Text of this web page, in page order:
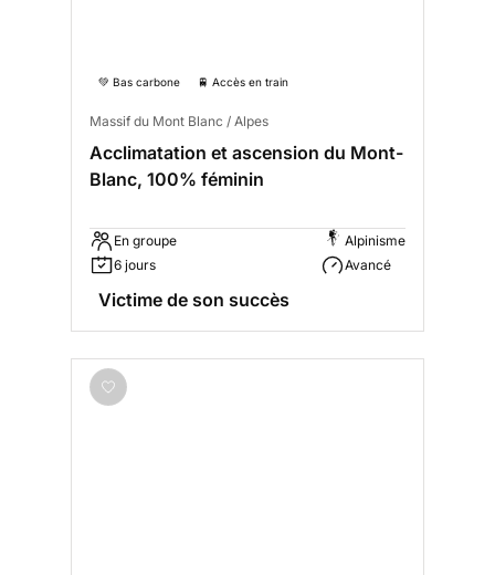
💚 Bas carbone 🚆 Accès en train
Massif du Mont Blanc / Alpes
Acclimatation et ascension du Mont-
Blanc, 100% féminin
En groupe
6 jours
Alpinisme
Avancé
Victime de son succès